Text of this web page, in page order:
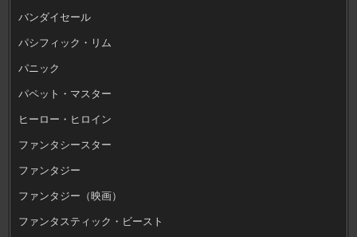
バンダイセール
パシフィック・リム
パニック
パペット・マスター
ヒーロー・ヒロイン
ファンタシースター
ファンタジー
ファンタジー（映画）
ファンタスティック・ビースト